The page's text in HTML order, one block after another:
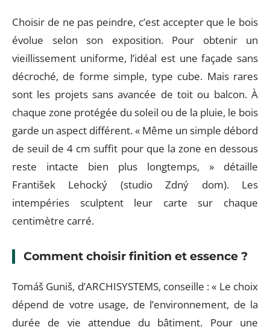
Choisir de ne pas peindre, c’est accepter que le bois
évolue selon son exposition. Pour obtenir un
vieillissement uniforme, l’idéal est une façade sans
décroché, de forme simple, type cube. Mais rares
sont les projets sans avancée de toit ou balcon. À
chaque zone protégée du soleil ou de la pluie, le bois
garde un aspect différent. « Même un simple débord
de seuil de 4 cm suffit pour que la zone en dessous
reste intacte bien plus longtemps, » détaille
František Lehocký (studio Zdný dom). Les
intempéries sculptent leur carte sur chaque
centimètre carré.
Comment choisir finition et essence ?
Tomáš Guniš, d’ARCHISYSTEMS, conseille : « Le choix
dépend de votre usage, de l’environnement, de la
durée de vie attendue du bâtiment. Pour une